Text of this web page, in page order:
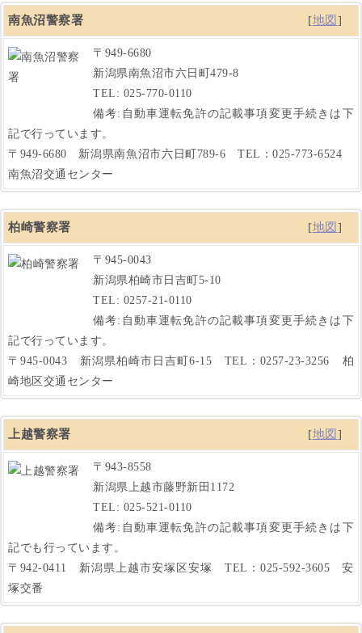
南魚沼警察署 [地図 ]
〒949-6680
新潟県南魚沼市六日町479-8
TEL: 025-770-0110
備考:自動車運転免許の記載事項変更手続きは下
記で行っています。
〒949-6680 新潟県南魚沼市六日町789-6 TEL：025-773-6524
南魚沼交通センター
柏崎警察署 [地図 ]
〒945-0043
新潟県柏崎市日吉町5-10
TEL: 0257-21-0110
備考:自動車運転免許の記載事項変更手続きは下
記で行っています。
〒945-0043 新潟県柏崎市日吉町6-15 TEL：0257-23-3256 柏
崎地区交通センター
上越警察署 [地図 ]
〒943-8558
新潟県上越市藤野新田1172
TEL: 025-521-0110
備考:自動車運転免許の記載事項変更手続きは下
記でも行っています。
〒942-0411 新潟県上越市安塚区安塚 TEL：025-592-3605 安
塚交番